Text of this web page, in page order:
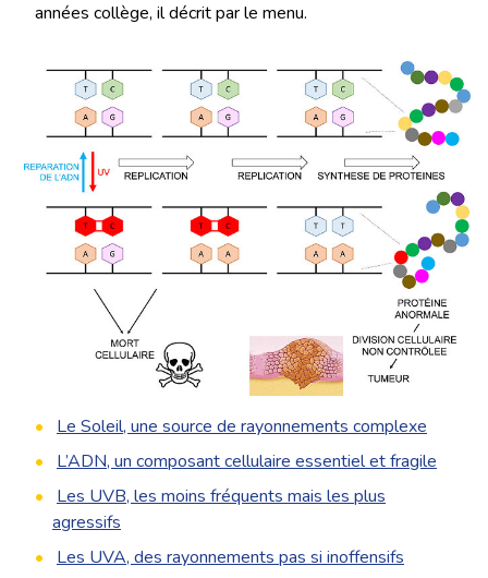
années collège, il décrit par le menu.
Le Soleil, une source de rayonnements complexe
L’ADN, un composant cellulaire essentiel et fragile
Les UVB, les moins fréquents mais les plus
agressifs
Les UVA, des rayonnements pas si inoffensifs